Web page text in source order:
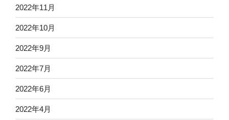
2022年11月
2022年10月
2022年9月
2022年7月
2022年6月
2022年4月